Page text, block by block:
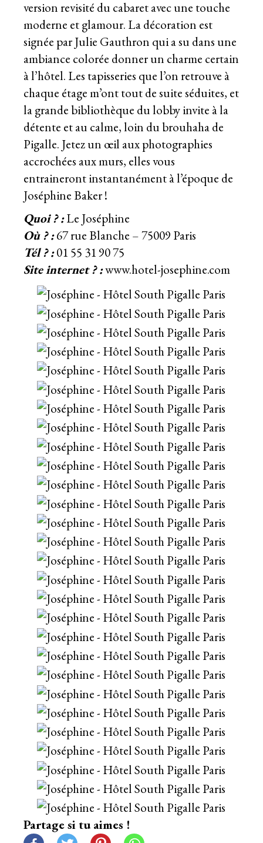
version revisité du cabaret avec une touche
moderne et glamour. La décoration est
signée par Julie Gauthron qui a su dans une
ambiance colorée donner un charme certain
à l’hôtel. Les tapisseries que l’on retrouve à
chaque étage m’ont tout de suite séduites, et
la grande bibliothèque du lobby invite à la
détente et au calme, loin du brouhaha de
Pigalle. Jetez un œil aux photographies
accrochées aux murs, elles vous
entraineront instantanément à l’époque de
Joséphine Baker !
Quoi ? :Le Joséphine
Où ? :67 rue Blanche – 75009 Paris
Tél ? :01 55 31 90 75
Site internet ? :www.hotel-josephine.com
Partage si tu aimes !